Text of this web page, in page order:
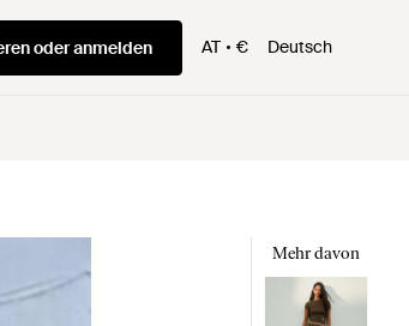
oder anmelden AT € Deutsch
Mehr davon